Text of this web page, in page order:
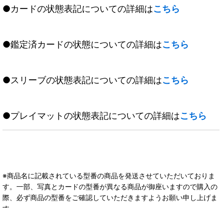
●カードの状態表記についての詳細はこちら
●鑑定済カードの状態についての詳細はこちら
●スリーブの状態表記についての詳細はこちら
●プレイマットの状態表記についての詳細はこちら
※商品名に記載されている型番の商品を発送させていただいておりま
す。一部、写真とカードの型番が異なる商品が御座いますので購入の
際、必ず商品の型番をご確認していただきますようお願い申し上げま